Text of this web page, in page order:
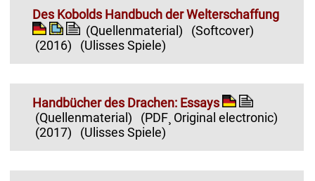
Des Kobolds Handbuch der Welterschaffung
(Quellenmaterial)
(Softcover)
(2016)
(Ulisses Spiele)
Handbücher des Drachen: Essays
(Quellenmaterial)
(PDF¸ Original electronic)
(2017)
(Ulisses Spiele)